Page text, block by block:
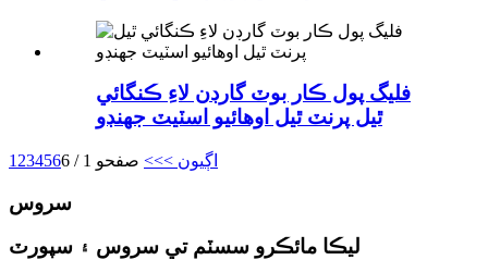
فليگ پول ڪار بوٽ گارڊن لاءِ ڪنگائي
ٿيل پرنٽ ٿيل اوهائيو اسٽيٽ جهنڊو
1 23456 اڳيون >>> صفحو 1 / 6
سروس
ليڪا مائڪرو سسٽم تي سروس ۽ سپورٽ